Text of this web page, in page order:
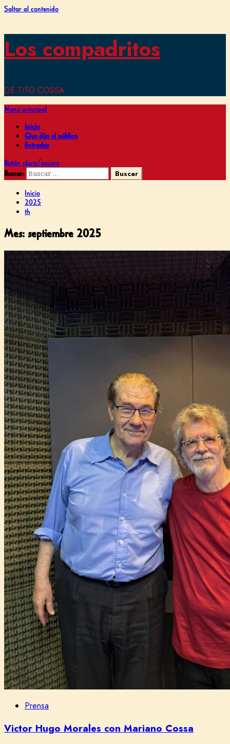
Saltar al contenido
Los compadritos
DE TITO COSSA
Menú principal
Inicio
Que dijo el público
Entradas
Botón claro/oscuro
Buscar:
Inicio
2025
th
Mes: septiembre 2025
Prensa
Victor Hugo Morales con Mariano Cossa